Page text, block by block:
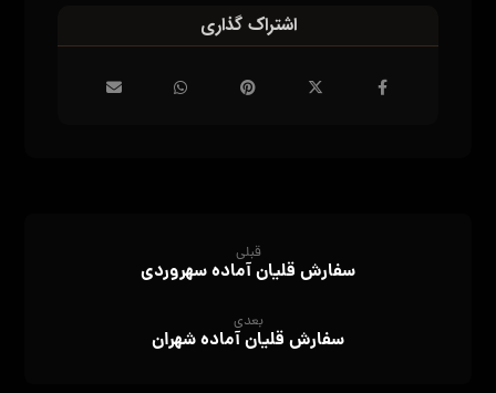
قبلی
سفارش قلیان آماده سهروردی
بعدی
سفارش قلیان آماده شهران